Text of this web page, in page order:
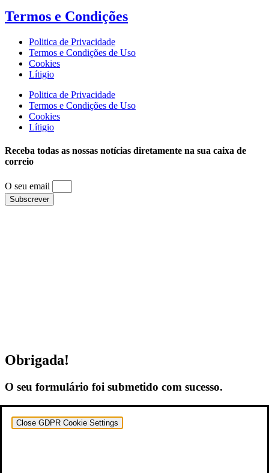
Termos e Condições
Politica de Privacidade
Termos e Condições de Uso
Cookies
Lítigio
Politica de Privacidade
Termos e Condições de Uso
Cookies
Lítigio
Receba todas as nossas notícias diretamente na sua caixa de
correio
O seu email
Subscrever
Obrigada!
O seu formulário foi submetido com sucesso.
Close GDPR Cookie Settings